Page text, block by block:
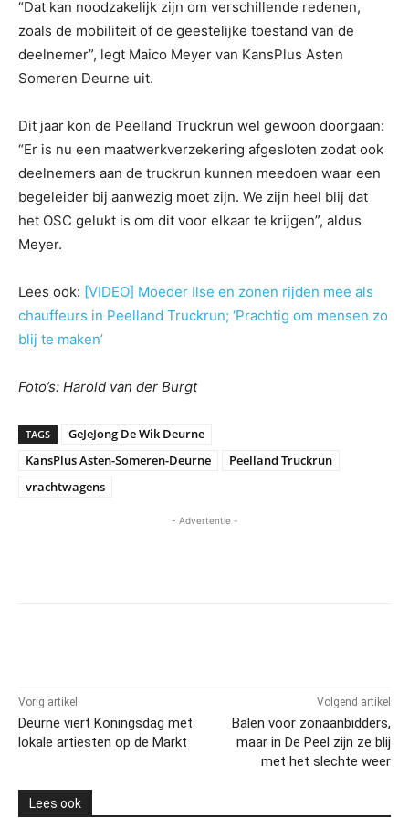
“Dat kan noodzakelijk zijn om verschillende redenen,
zoals de mobiliteit of de geestelijke toestand van de
deelnemer”, legt Maico Meyer van KansPlus Asten
Someren Deurne uit.
Dit jaar kon de Peelland Truckrun wel gewoon doorgaan:
“Er is nu een maatwerkverzekering afgesloten zodat ook
deelnemers aan de truckrun kunnen meedoen waar een
begeleider bij aanwezig moet zijn. We zijn heel blij dat
het OSC gelukt is om dit voor elkaar te krijgen”, aldus
Meyer.
Lees ook: [VIDEO] Moeder Ilse en zonen rijden mee als
chauffeurs in Peelland Truckrun; ‘Prachtig om mensen zo
blij te maken’
Foto’s: Harold van der Burgt
TAGS
GeJeJong De Wik Deurne
KansPlus Asten-Someren-Deurne
Peelland Truckrun
vrachtwagens
- Advertentie -
Vorig artikel
Deurne viert Koningsdag met
lokale artiesten op de Markt
Volgend artikel
Balen voor zonaanbidders,
maar in De Peel zijn ze blij
met het slechte weer
Lees ook